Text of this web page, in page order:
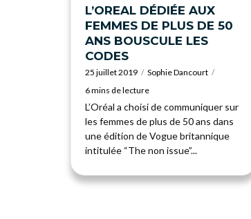
L’OREAL DÉDIÉE AUX
FEMMES DE PLUS DE 50
ANS BOUSCULE LES
CODES
25 juillet 2019
Sophie Dancourt
6 mins de lecture
L’Oréal a choisi de communiquer sur
les femmes de plus de 50 ans dans
une édition de Vogue britannique
intitulée “The non issue”...